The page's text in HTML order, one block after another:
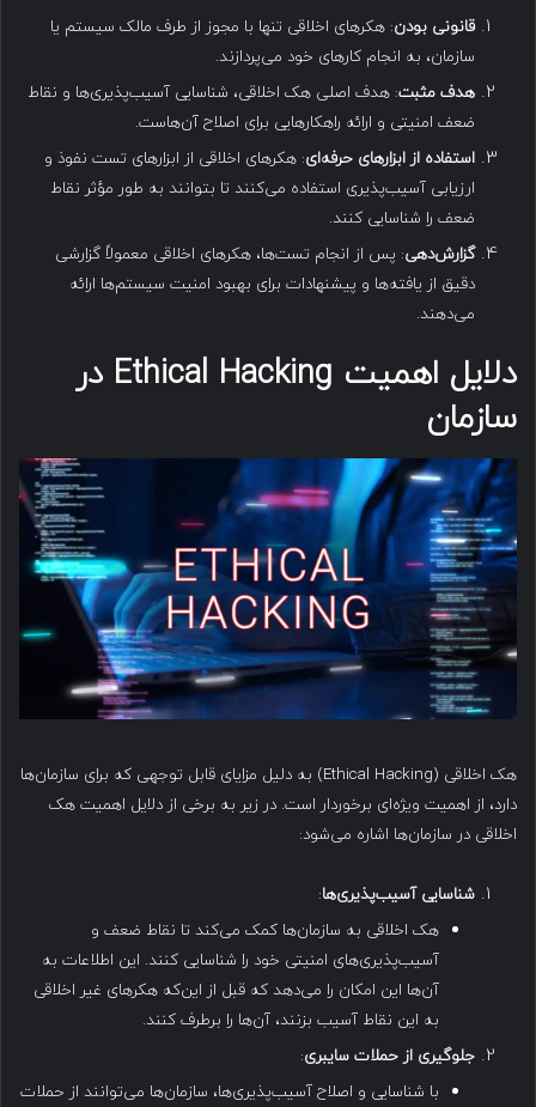
قانونی بودن: هکرهای اخلاقی تنها با مجوز از طرف مالک سیستم یا
سازمان، به انجام کارهای خود می‌پردازند.
هدف مثبت: هدف اصلی هک اخلاقی، شناسایی آسیب‌پذیری‌ها و نقاط
ضعف امنیتی و ارائه راهکارهایی برای اصلاح آن‌هاست.
استفاده از ابزارهای حرفه‌ای: هکرهای اخلاقی از ابزارهای تست نفوذ و
ارزیابی آسیب‌پذیری استفاده می‌کنند تا بتوانند به طور مؤثر نقاط
ضعف را شناسایی کنند.
گزارش‌دهی: پس از انجام تست‌ها، هکرهای اخلاقی معمولاً گزارشی
دقیق از یافته‌ها و پیشنهادات برای بهبود امنیت سیستم‌ها ارائه
می‌دهند.
دلایل اهمیت Ethical Hacking در
سازمان
هک اخلاقی (Ethical Hacking) به دلیل مزایای قابل توجهی که برای سازمان‌ها
دارد، از اهمیت ویژه‌ای برخوردار است. در زیر به برخی از دلایل اهمیت هک
اخلاقی در سازمان‌ها اشاره می‌شود:
شناسایی آسیب‌پذیری‌ها:
هک اخلاقی به سازمان‌ها کمک می‌کند تا نقاط ضعف و
آسیب‌پذیری‌های امنیتی خود را شناسایی کنند. این اطلاعات به
آن‌ها این امکان را می‌دهد که قبل از این‌که هکرهای غیر اخلاقی
به این نقاط آسیب بزنند، آن‌ها را برطرف کنند.
جلوگیری از حملات سایبری:
با شناسایی و اصلاح آسیب‌پذیری‌ها، سازمان‌ها می‌توانند از حملات